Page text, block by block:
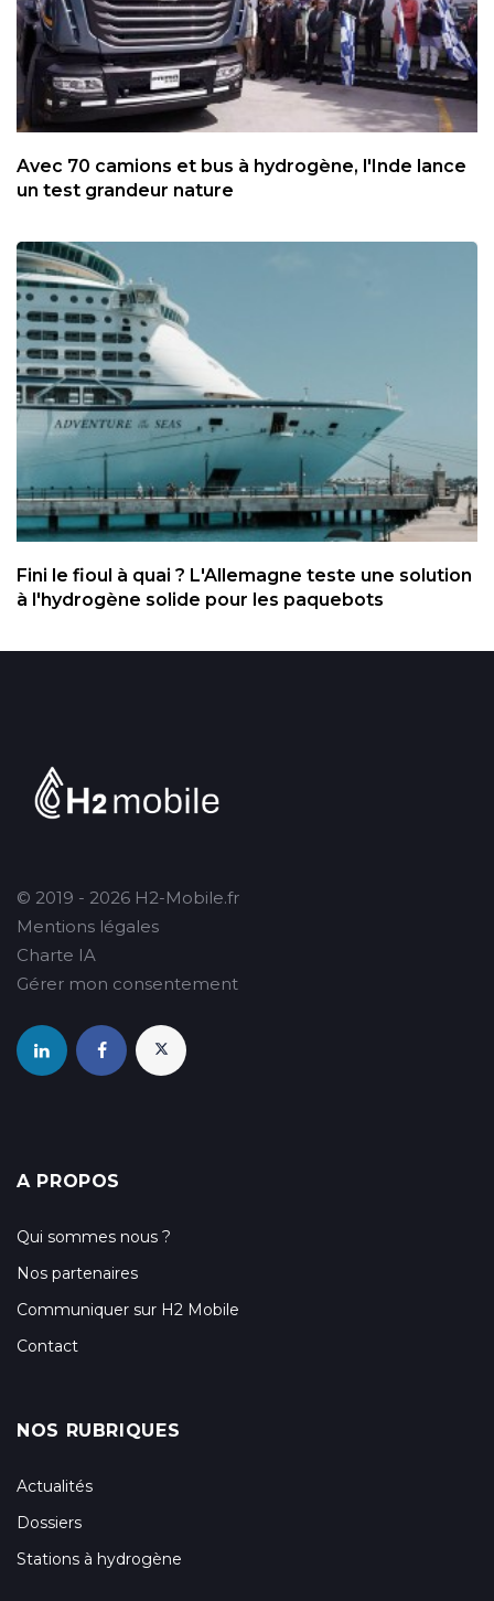
Avec 70 camions et bus à hydrogène, l'Inde lance
un test grandeur nature
Fini le fioul à quai ? L'Allemagne teste une solution
à l'hydrogène solide pour les paquebots
© 2019 - 2026 H2-Mobile.fr
Mentions légales
Charte IA
Gérer mon consentement
A PROPOS
Qui sommes nous ?
Nos partenaires
Communiquer sur H2 Mobile
Contact
NOS RUBRIQUES
Actualités
Dossiers
Stations à hydrogène